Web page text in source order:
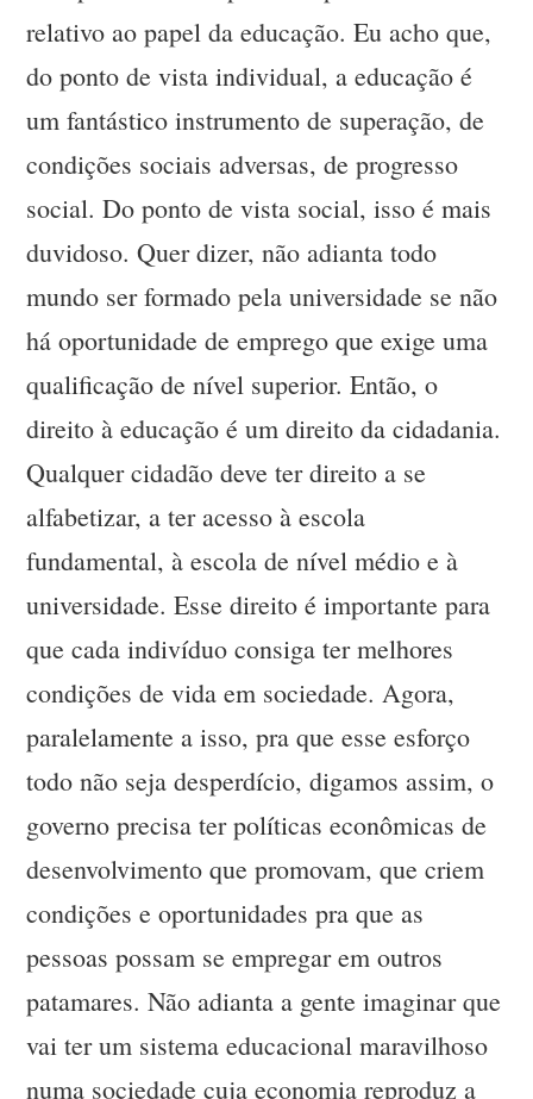
relativo ao papel da educação. Eu acho que,
do ponto de vista individual, a educação é
um fantástico instrumento de superação, de
condições sociais adversas, de progresso
social. Do ponto de vista social, isso é mais
duvidoso. Quer dizer, não adianta todo
mundo ser formado pela universidade se não
há oportunidade de emprego que exige uma
qualificação de nível superior. Então, o
direito à educação é um direito da cidadania.
Qualquer cidadão deve ter direito a se
alfabetizar, a ter acesso à escola
fundamental, à escola de nível médio e à
universidade. Esse direito é importante para
que cada indivíduo consiga ter melhores
condições de vida em sociedade. Agora,
paralelamente a isso, pra que esse esforço
todo não seja desperdício, digamos assim, o
governo precisa ter políticas econômicas de
desenvolvimento que promovam, que criem
condições e oportunidades pra que as
pessoas possam se empregar em outros
patamares. Não adianta a gente imaginar que
vai ter um sistema educacional maravilhoso
numa sociedade cuja economia reproduz a